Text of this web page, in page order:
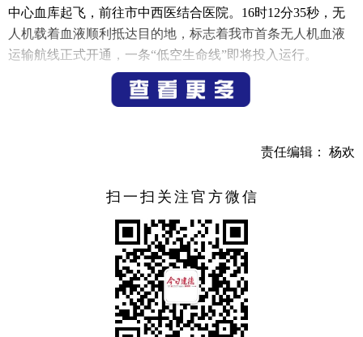
中心血库起飞，前往市中西医结合医院。16时12分35秒，无
人机载着血液顺利抵达目的地，标志着我市首条无人机血液
运输航线正式开通，一条“低空生命线”即将投入运行。
首条无人机血液运输航线的开通，不仅是我市医疗急救
体系的创新，也是建德经济开发区管委会统筹规划全市低空
人介绍，今年3月份，在建德经济开发区管委会的统筹谋划与
公司、市中西医结合医院对接，开展无人机血液运输项目的
量工作。在前期开展20多次试飞试验的基础上，此次正式开
展无人机血液运输服务，在为临床抢救争取时间、保证急救
用血的及时性方面提供了空中生命接力通道。
据了解，执行血液运输任务的无人机可沿设定航线自主
飞行，抗干扰能力强，最大载重达6千克，运输箱内配备专用
责任编辑： 杨欢
扫一扫关注官方微信